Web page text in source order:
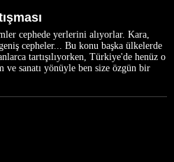
cephede yerlerini alıyorlar. Kara,
cepheler... Bu konu başka ülkelerde
tartışılıyorken, Türkiye'de henüz o
ve sanatı yönüyle ben size özgün bir